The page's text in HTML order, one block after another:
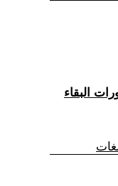
البقاء